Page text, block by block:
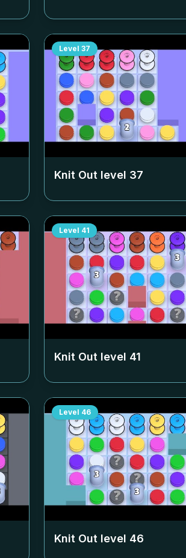
Level 37
Knit Out level 37
Level 41
Knit Out level 41
Level 46
Knit Out level 46